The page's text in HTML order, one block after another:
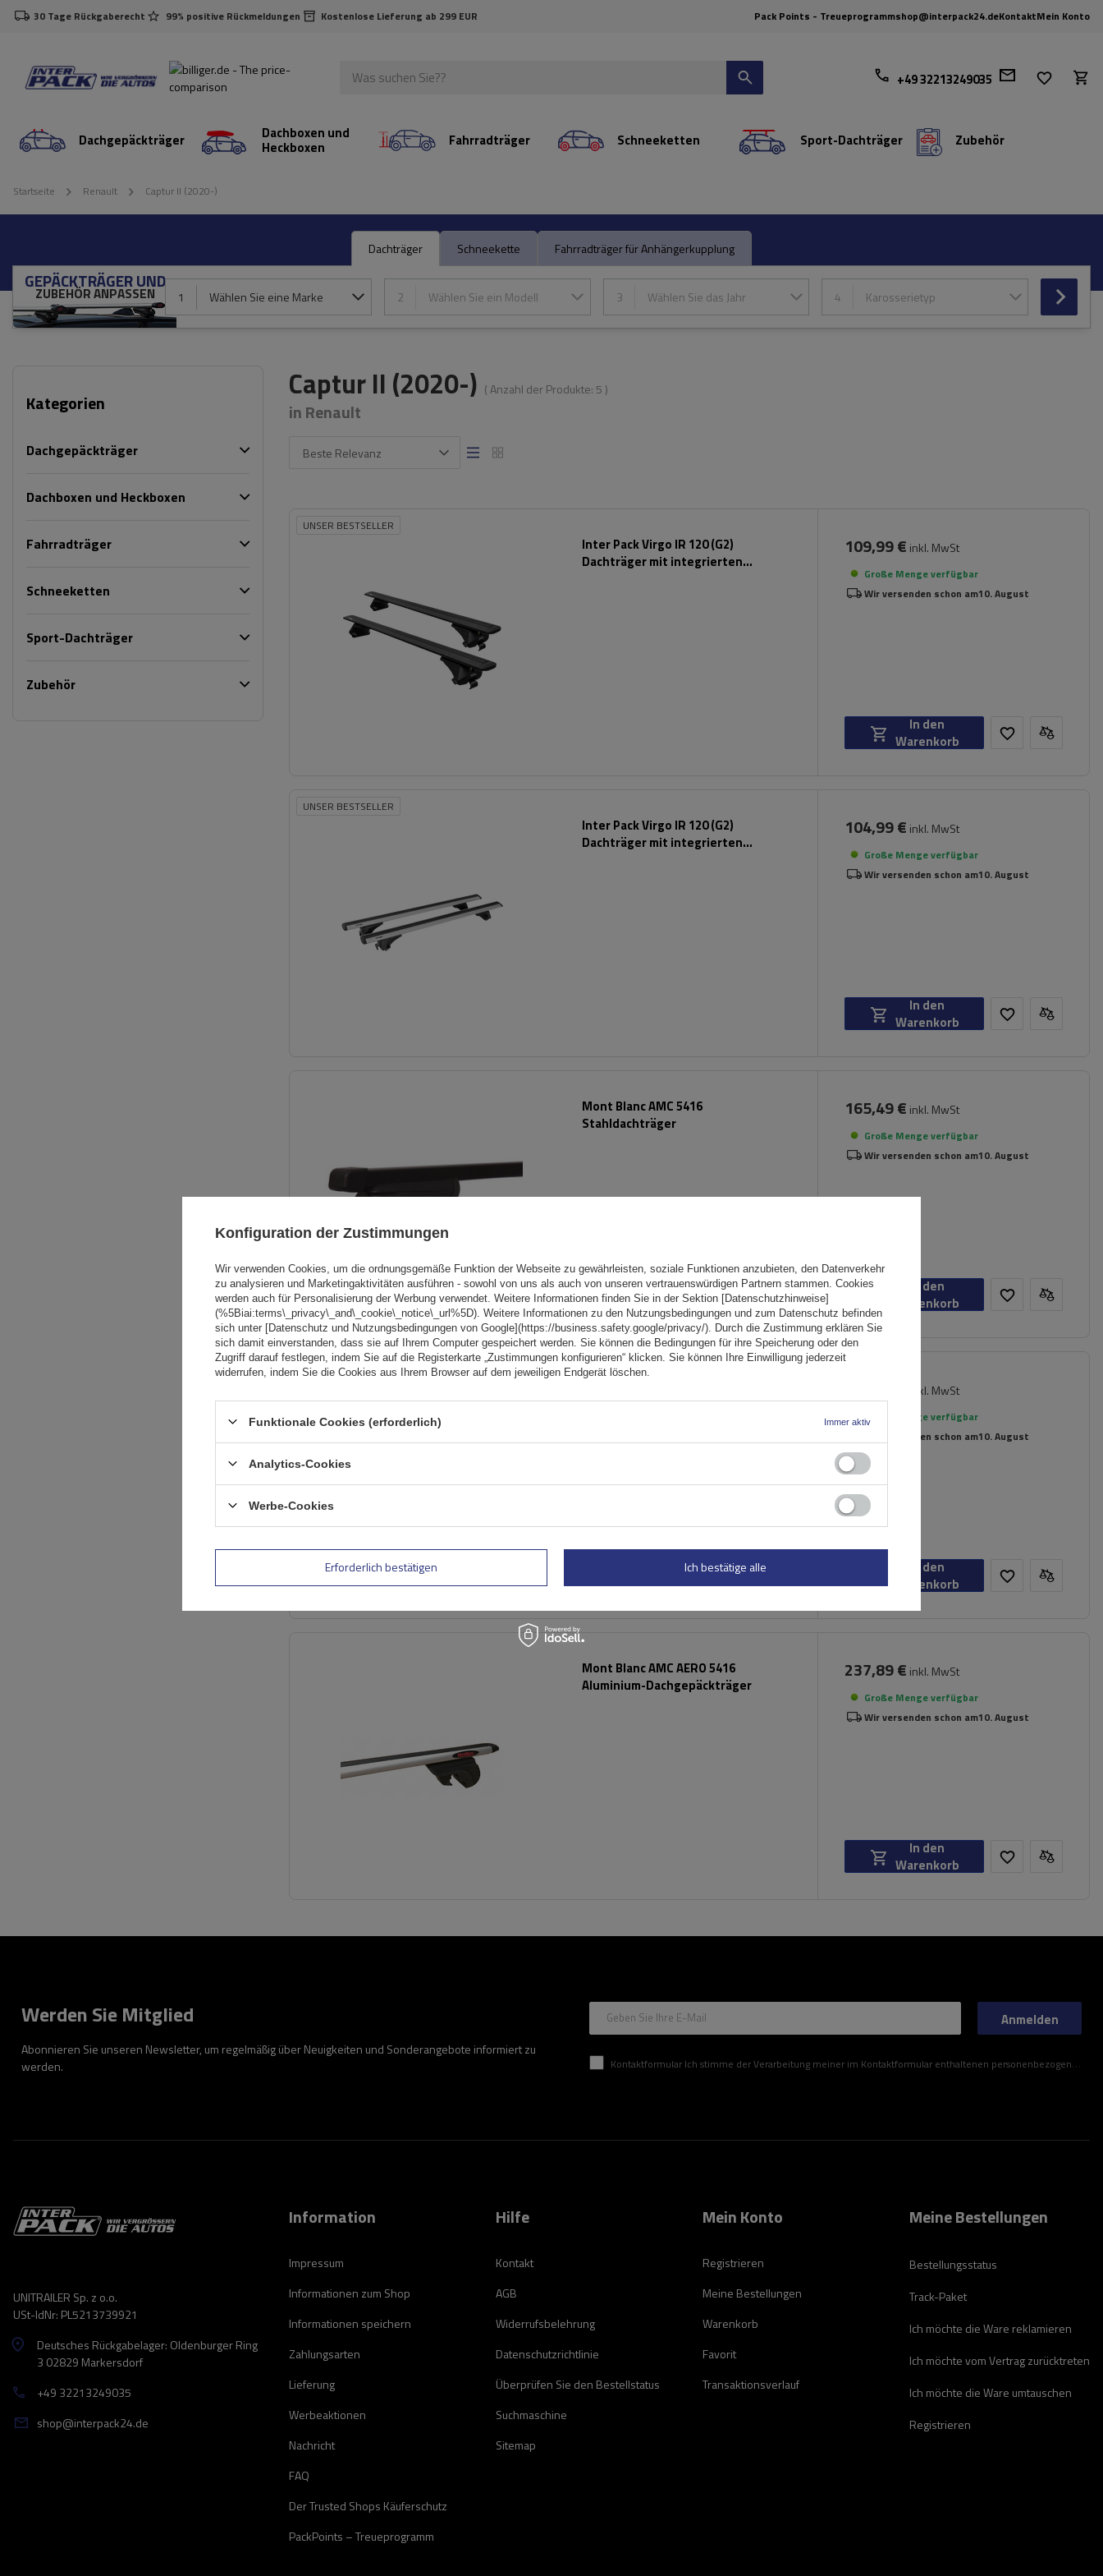
30 Tage Rückgaberecht 99% positive Rückmeldungen Kostenlose Lieferung ab 299 EUR Pack Points - Treueprogrammshop@interpack24.deKontaktMein Konto
+49 32213249035
Dachgepäckträger Dachboxen und
Heckboxen Fahrradträger Schneeketten Sport-Dachträger Zubehör
Startseite Renault Captur II (2020-)
Dachträger Schneekette Fahrradträger für Anhängerkupplung
GEPÄCKTRÄGER UND
ZUBEHÖR ANPASSEN 1 Wählen Sie eine Marke 2 Wählen Sie ein Modell 3 Wählen Sie das Jahr 4 Karosserietyp
Kategorien
Dachgepäckträger
Dachboxen und Heckboxen
Fahrradträger
Schneeketten
Sport-Dachträger
Zubehör
Captur II (2020-) ( Anzahl der Produkte: 5 )
in Renault
Beste Relevanz
UNSER BESTSELLER
Inter Pack Virgo IR 120 (G2)
Dachträger mit integrierten
109,99 € inkl. MwSt
Große Menge verfügbar
Wir versenden schon am10. August
In den
Warenkorb
UNSER BESTSELLER
Inter Pack Virgo IR 120 (G2)
Dachträger mit integrierten
104,99 € inkl. MwSt
Große Menge verfügbar
Wir versenden schon am10. August
In den
Warenkorb
Mont Blanc AMC 5416
Stahldachträger
165,49 € inkl. MwSt
Große Menge verfügbar
Wir versenden schon am10. August
In den
Warenkorb
Aluminium-Dachgepäckträger für
inkl. MwSt
Große Menge verfügbar
Wir versenden schon am10. August
In den
Warenkorb
Mont Blanc AMC AERO 5416
Aluminium-Dachgepäckträger
237,89 € inkl. MwSt
Große Menge verfügbar
Wir versenden schon am10. August
In den
Warenkorb
Werden Sie Mitglied
Abonnieren Sie unseren Newsletter, um regelmäßig über Neuigkeiten und Sonderangebote informiert zu
werden.
Geben Sie Ihre E-Mail
Kontaktformular Ich stimme der Verarbeitung meiner im Kontaktformular enthaltenen personenbezogenen Daten gemäß der Verordnung (EU) des Europäischen Parlaments und des Rates zu.
Anmelden
UNITRAILER Sp. z o.o.
USt-IdNr: PL5213739921
Deutsches Rückgabelager: Oldenburger Ring
3 02829 Markersdorf
+49 32213249035
shop@interpack24.de
Information
Impressum
Informationen zum Shop
Informationen speichern
Zahlungsarten
Lieferung
Werbeaktionen
Nachricht
FAQ
Der Trusted Shops Käuferschutz
PackPoints – Treueprogramm
Hilfe
Kontakt
AGB
Widerrufsbelehrung
Datenschutzrichtlinie
Überprüfen Sie den Bestellstatus
Suchmaschine
Sitemap
Mein Konto
Registrieren
Meine Bestellungen
Warenkorb
Favorit
Transaktionsverlauf
Meine Bestellungen
Bestellungsstatus
Track-Paket
Ich möchte die Ware reklamieren
Ich möchte vom Vertrag zurücktreten
Ich möchte die Ware umtauschen
Registrieren
Konfiguration der Zustimmungen
Wir verwenden Cookies, um die ordnungsgemäße Funktion der Webseite zu gewährleisten, soziale Funktionen anzubieten, den Datenverkehr
zu analysieren und Marketingaktivitäten ausführen - sowohl von uns als auch von unseren vertrauenswürdigen Partnern stammen. Cookies
werden auch für Personalisierung der Werbung verwendet. Weitere Informationen finden Sie in der Sektion [Datenschutzhinweise]
(%5Biai:terms\_privacy\_and\_cookie\_notice\_url%5D). Weitere Informationen zu den Nutzungsbedingungen und zum Datenschutz befinden
sich unter [Datenschutz und Nutzungsbedingungen von Google](https://business.safety.google/privacy/). Durch die Zustimmung erklären Sie
sich damit einverstanden, dass sie auf Ihrem Computer gespeichert werden. Sie können die Bedingungen für ihre Speicherung oder den
Zugriff darauf festlegen, indem Sie auf die Registerkarte „Zustimmungen konfigurieren“ klicken. Sie können Ihre Einwilligung jederzeit
widerrufen, indem Sie die Cookies aus Ihrem Browser auf dem jeweiligen Endgerät löschen.
Funktionale Cookies (erforderlich) Immer aktiv
Analytics-Cookies
Werbe-Cookies
Erforderlich bestätigen Ich bestätige alle